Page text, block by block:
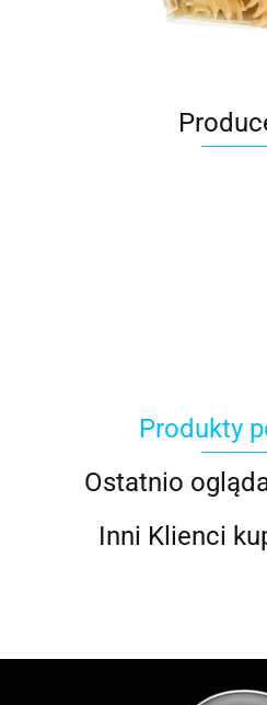
ACOOL
Produkty
Ostatnio
Inni Klienci